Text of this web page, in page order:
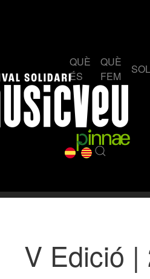
QUÈ
ÉS
QUÈ
FEM
V Edició |